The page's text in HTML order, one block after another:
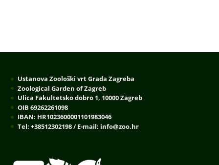
Ustanova Zoološki vrt Grada Zagreba
Zoological Garden of Zagreb
Ulica Fakultetsko dobro 1, 10000 Zagreb
OIB 69262261098
IBAN: HR1023600001101983046
Tel: +38512302198 / E-mail: info@zoo.hr